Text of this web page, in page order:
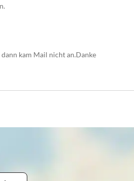
kam Mail nicht an.Danke